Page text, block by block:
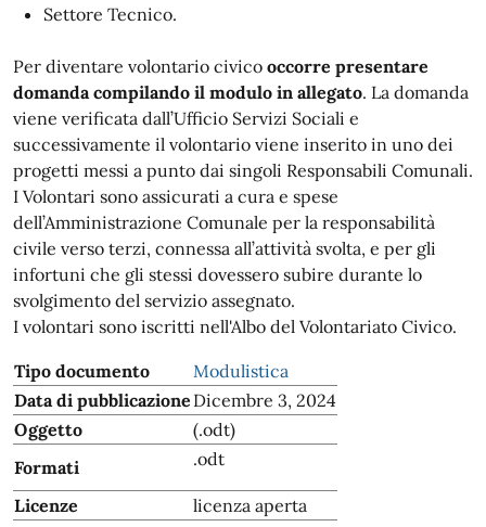
Settore Tecnico.
Per diventare volontario civico occorre presentare
domanda compilando il modulo in allegato. La domanda
viene verificata dall’Ufficio Servizi Sociali e
successivamente il volontario viene inserito in uno dei
progetti messi a punto dai singoli Responsabili Comunali.
I Volontari sono assicurati a cura e spese
dell’Amministrazione Comunale per la responsabilità
civile verso terzi, connessa all’attività svolta, e per gli
infortuni che gli stessi dovessero subire durante lo
svolgimento del servizio assegnato.
I volontari sono iscritti nell'Albo del Volontariato Civico.
Tipo documento
Modulistica
Data di pubblicazione Dicembre 3, 2024
Oggetto
(.odt)
Formati
.odt
Licenze licenza aperta